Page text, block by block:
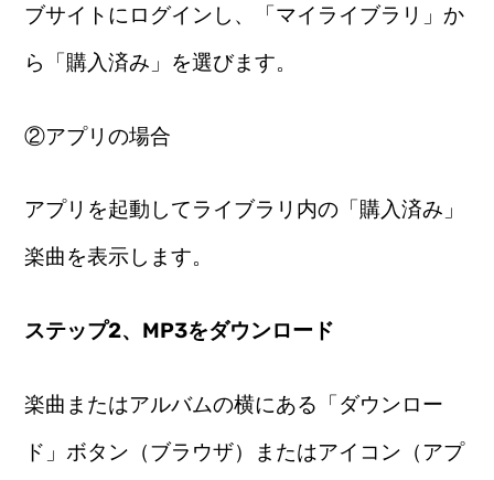
ブサイトにログインし、「マイライブラリ」か
ら「購入済み」を選びます。
②アプリの場合
アプリを起動してライブラリ内の「購入済み」
楽曲を表示します。
ステップ2、MP3をダウンロード
楽曲またはアルバムの横にある「ダウンロー
ド」ボタン（ブラウザ）またはアイコン（アプ